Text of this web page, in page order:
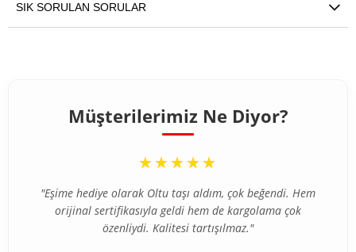
SIK SORULAN SORULAR
Müşterilerimiz Ne Diyor?
“
★★★★★
"Eşime hediye olarak Oltu taşı aldım, çok beğendi. Hem
orijinal sertifikasıyla geldi hem de kargolama çok
özenliydi. Kalitesi tartışılmaz."